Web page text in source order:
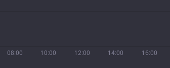
08:00 10:00 12:00 14:00 16:00